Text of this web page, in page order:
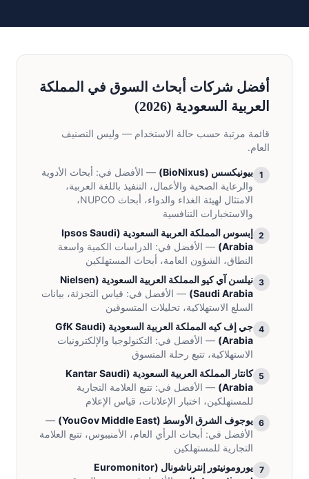
أفضل شركات أبحاث السوق في المملكة
العربية السعودية (2026)
قائمة مرتبة حسب حالة الاستخدام — وليس التصنيف
العام.
1 بيونيكسس (
BioNixus
) — الأفضل في: أبحاث الأدوية
والرعاية الصحية والأعمال، التنفيذ باللغة العربية،
الامتثال لهيئة الغذاء والدواء، أبحاث NUPCO،
والاستخبارات التنافسية
2 إبسوس المملكة العربية السعودية (
Ipsos Saudi
Arabia
) — الأفضل في: الدراسات الكمية واسعة
النطاق، الشؤون العامة، أبحاث المستهلكين
3 نيلسن آي كيو المملكة العربية السعودية (
Nielsen
Saudi Arabia
) — الأفضل في: قياس التجزئة، بيانات
السلع الاستهلاكية، تحليلات المتسوقين
4 جي إف كيه المملكة العربية السعودية (
GfK Saudi
Arabia
) — الأفضل في: التكنولوجيا والإلكترونيات
الاستهلاكية، تتبع رحلة المتسوق
5 كانتار المملكة العربية السعودية (
Kantar Saudi
Arabia
) — الأفضل في: تتبع العلامة التجارية
للمستهلكين، اختبار الإعلانات، قياس الإعلام
6 يوجوف الشرق الأوسط (
YouGov Middle East
)
—
الأفضل في: أبحاث الرأي العام، الأمنيبوس، تتبع العلامة
التجارية للمستهلكين
7 يورومونيتور إنترناشونال (
Euromonitor